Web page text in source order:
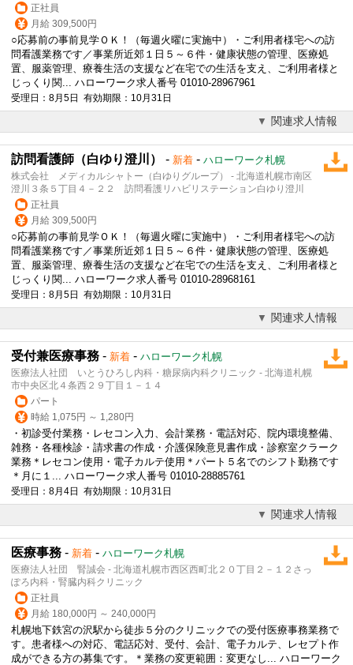
正社員
月給 309,500円
○応募前の事前見学ＯＫ！（毎週火曜に実施中）・ご利用者様宅への訪
問看護業務です／事業所近郊１日５～６件・健康状態の管理、医療処
置、服薬管理、療養生活の支援など在宅での生活を支え、ご利用者様と
じっくり関... ハローワーク求人番号 01010-28967961
受理日：8月5日 有効期限：10月31日
関連求人情報
訪問看護師（白ゆり澄川） - 新着 - ハローワーク札幌
株式会社 メディカルシャトー（白ゆりグループ） - 北海道札幌市南区
澄川３条５丁目４－２２ 訪問看護リハビリステーション白ゆり澄川
正社員
月給 309,500円
○応募前の事前見学ＯＫ！（毎週火曜に実施中）・ご利用者様宅への訪
問看護業務です／事業所近郊１日５～６件・健康状態の管理、医療処
置、服薬管理、療養生活の支援など在宅での生活を支え、ご利用者様と
じっくり関... ハローワーク求人番号 01010-28968161
受理日：8月5日 有効期限：10月31日
関連求人情報
受付兼医療事務 - 新着 - ハローワーク札幌
医療法人社団 いとうひろし内科・糖尿病内科クリニック - 北海道札幌
市中央区北４条西２９丁目１－１４
パート
時給 1,075円 ～ 1,280円
・初診受付業務・レセコン入力、会計業務・電話対応、院内環境整備、
雑務・各種検診・請求書の作成・介護保険意見書作成・診察室クラーク
業務＊レセコン使用・ 電子カルテ使用＊パート５名でのシフト勤務です
＊月に１... ハローワーク求人番号 01010-28885761
受理日：8月4日 有効期限：10月31日
関連求人情報
医療事務 - 新着 - ハローワーク札幌
医療法人社団 腎誠会 - 北海道札幌市西区西町北２０丁目２－１２さっ
ぽろ内科・腎臓内科クリニック
正社員
月給 180,000円 ～ 240,000円
札幌地下鉄宮の沢駅から徒歩５分のクリニックでの受付医療事務業務で
す。患者様への対応、電話応対、受付、会計、 電子カルテ 、レセプト作
成ができる方の募集です。＊業務の変更範囲：変更なし... ハローワーク